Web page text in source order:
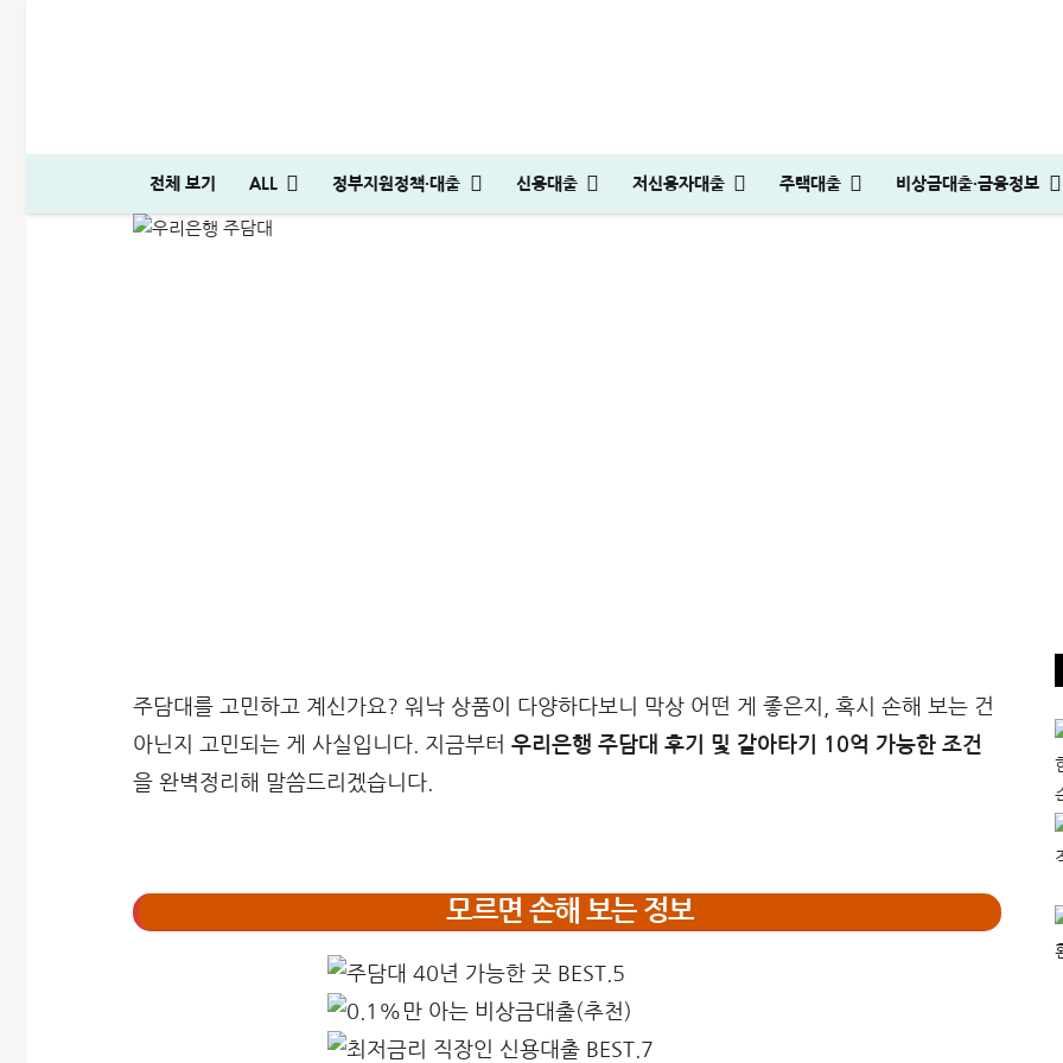
전체 보기 ALL 정부지원정책·대출 신용대출 저신용자대출 주택대출 비상금대출·금융정보
주담대를 고민하고 계신가요? 워낙 상품이 다양하다보니 막상 어떤 게 좋은지, 혹시 손해 보는 건
아닌지 고민되는 게 사실입니다. 지금부터 우리은행 주담대 후기 및 갈아타기 10억 가능한 조건
을 완벽정리해 말씀드리겠습니다.
모르면 손해 보는 정보